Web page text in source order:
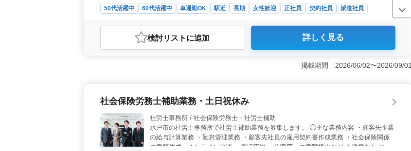
50代活躍中 60代活躍中 車通勤OK 駅近 長期 女性歓迎 正社員 契約社員
派遣社員
おすすめポイント
＜中小企業支援・地域密着＞ 中小企業を支えながら、地元水戸市堀町での働き方が可能です。
ャリアを築けます。 ＜多彩な業務経験・採用実績＞ 社労士業務全般に携わりながら、50代
元でのコミュニティを大切にできる。通勤ストレスなしで、安心して働けます。興味がある方は
検討リスト に追加 詳しく見る
掲載期間 2026/06/02〜2026/09/01
社会保険労務士補助業務・土日祝休み
社労士事務所 / 社会保険労務士・社労士補助
水戸市の社労士事務所で社労士補助業務を募集します。 ◯主な業務内容 ・顧客先企業
の給与計算業務 ・勤怠管理業務 ・顧客先社員の雇用契約書作成業務 ・社会保険関係
の書類作成、オンライン申請 ・電話応対 ・公官庁への書類提出など ※残業なし ※車